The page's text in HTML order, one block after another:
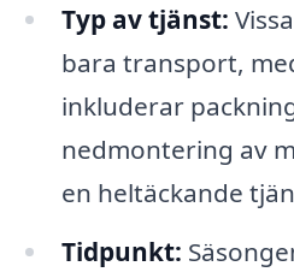
Typ av tjänst:
bara transport,
inkluderar
nedmontering av
en heltäckande
Tidpunkt: